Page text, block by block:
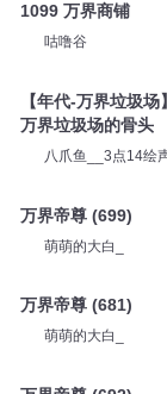
1099 万界商铺
咕噜谷
【年代-万界垃圾
万界垃圾场的骨头
八爪鱼__3点14绘
万界帝尊 (699)
萌萌的大白_
万界帝尊 (681)
萌萌的大白_